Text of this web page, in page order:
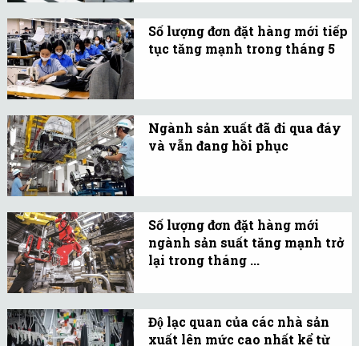
các công ty đã sử dụng
hàng tồn kho thành
phẩm với một trong
Số lượng đơn đặt hàng mới tiếp
tục tăng mạnh trong tháng 5
nhưng việc làm giảm
tháng thứ hai liên tiếp
với các trường hợp thôi
Ngành sản xuất đã đi qua đáy
và vẫn đang hồi phục
trong tháng 4 khi số
lượng đơn đặt hàng mới
tăng mạnh giúp sản
Số lượng đơn đặt hàng mới
ngành sản suất tăng mạnh trở
lại trong tháng ...
lại lên trên ngưỡng 50
Độ lạc quan của các nhà sản
xuất lên mức cao nhất kể từ